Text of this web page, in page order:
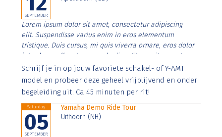
SEPTEMBER
Lorem ipsum dolor sit amet, consectetur adipiscing
elit. Suspendisse varius enim in eros elementum
tristique. Duis cursus, mi quis viverra ornare, eros dolor
interdum nulla, ut commodo diam libero vitae erat.
Aenean faucibus nibh et justo cursus id rutrum lorem
imperdiet. Nunc ut sem vitae risus tristique posuere.
Schrijf je in op jouw favoriete schakel- of Y-AMT
model en probeer deze geheel vrijblijvend en onder
begeleiding uit. Ca 45 minuten per rit!
Saturday
05
SEPTEMBER
Yamaha Demo Ride Tour
Uithoorn (NH)